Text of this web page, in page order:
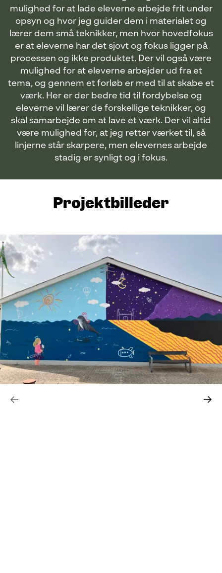
mulighed for at lade eleverne arbejde frit under
opsyn og hvor jeg guider dem i materialet og
lærer dem små teknikker, men hvor hovedfokus
er at eleverne har det sjovt og fokus ligger på
processen og ikke produktet. Der vil også være
mulighed for at eleverne arbejder ud fra et
tema, og gennem et forløb er med til at skabe et
værk. Her er der bedre tid til fordybelse og
eleverne vil lærer de forskellige teknikker, og
skal samarbejde om at lave et værk. Der vil altid
være mulighed for, at jeg retter værket til, så
linjerne står skarpere, men elevernes arbejde
stadig er synligt og i fokus.
Projektbilleder